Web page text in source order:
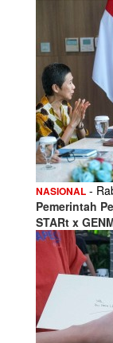
NASIONAL -
Pemerintah
STARt x